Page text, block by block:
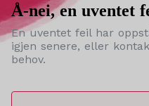
Å-nei, en uventet
En uventet feil har
igjen senere, eller
behov.